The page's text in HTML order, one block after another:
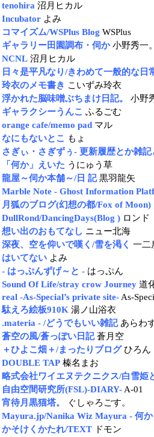
tenohira 沼月ヒカル
Incubator よみ
コマイズム/WSPlus Blog WSPlus
ギャラリー田園調布・伺か 小野秀一。
NCNL 沼月ヒカル
日々是平凡なり/きわめて一般的な日
玲衣のメモ書き こいずみ玲衣
浮かれた脳味噌ぶちまけ日記。
小野
ギャラクシーうんこ ふるごむ
orange cafe/memo pad マル
なにもないとこ もょ
さぎぃ・さぎずぅ- 更新履歴とか雑記
「何か」えいた うにゅう草
龍屋～伺か本舗～/日 記 黒羽龍矢
Marble Note - Ghost Information
月狐のブログ(幻想の都/Fox of Moon)
DullRond/DancingDays(Blog ) ロンド
想い出のおもてなし ニュー北海
深夜、空を仰いで嘆く/雪を渇く 一二
はいてない よみ
- はっぷんずげ～と - はっぷん
Sound Of Life/stray crow Journey 道
real -As-Special’s private site- As-
駄えろ絵板910K 湯ノ山浴衣
.materia - /どうでもいい雑記 あらわ
蒼空の風/蒼っぽい日記 蒼月空
＋ひよこ畑＋/まったりブログ ひろん
DOUBLE TAP 榛名まお
略式会社ワイエヌテクニクス/白雪姫
自由空間研究所(FSL)-DIARY- A-01
宵待月黒猫塔。
ぐしゃろごす。
Mayura.jp/Nanika Wiz Mayura - 何か
かそけくかたれ/TEXT ドモン